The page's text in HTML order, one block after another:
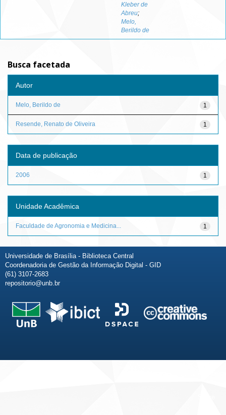
Kleber de
Abreu;
Melo,
Berildo de
Busca facetada
Autor
1
Melo, Berildo de
1
Resende, Renato de Oliveira
Data de publicação
1
2006
Unidade Acadêmica
1
Faculdade de Agronomia e Medicina...
Universidade de Brasília - Biblioteca Central
Coordenadoria de Gestão da Informação Digital - GID
(61) 3107-2683
repositorio@unb.br